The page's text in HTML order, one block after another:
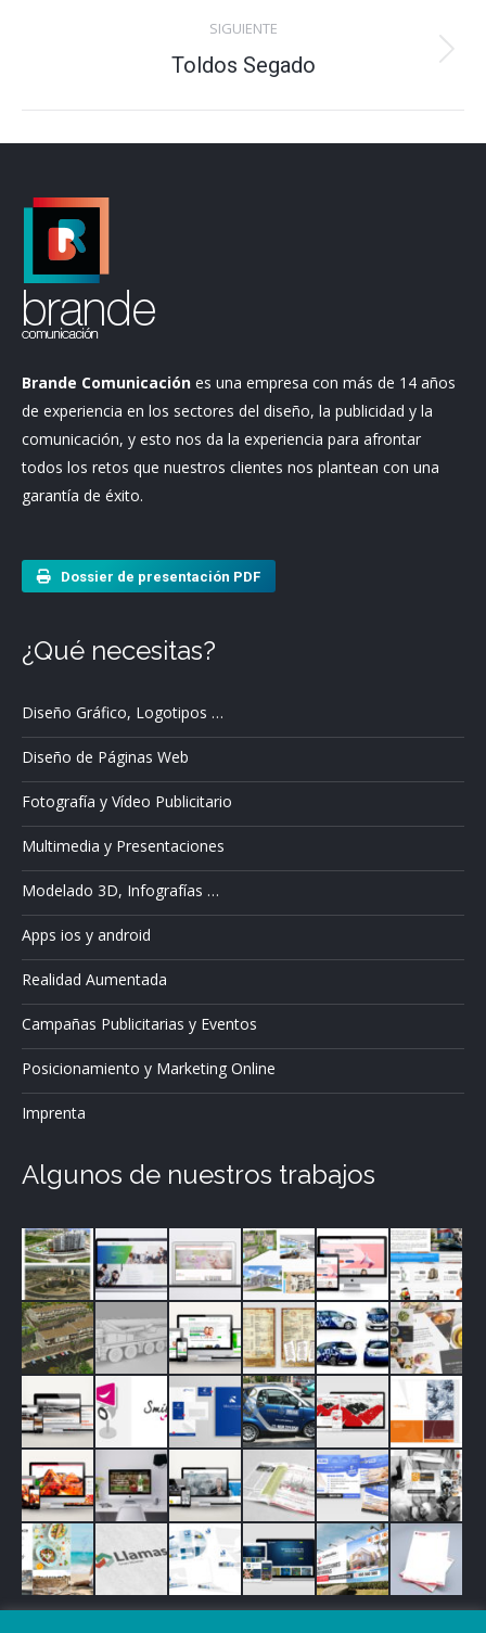
SIGUIENTE
Proyecto
Toldos Segado
Brande Comunicación es una empresa con más de 14 años
de experiencia en los sectores del diseño, la publicidad y la
comunicación, y esto nos da la experiencia para afrontar
todos los retos que nuestros clientes nos plantean con una
garantía de éxito.
Dossier de presentación PDF
¿Qué necesitas?
Diseño Gráfico, Logotipos …
Diseño de Páginas Web
Fotografía y Vídeo Publicitario
Multimedia y Presentaciones
Modelado 3D, Infografías …
Apps ios y android
Realidad Aumentada
Campañas Publicitarias y Eventos
Posicionamiento y Marketing Online
Imprenta
Algunos de nuestros trabajos